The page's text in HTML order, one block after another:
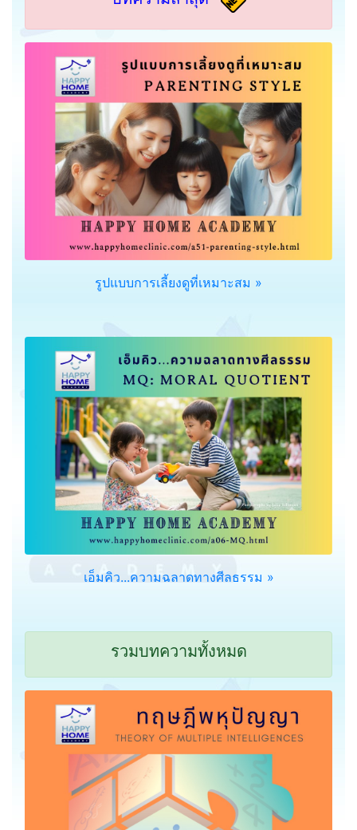
รูปแบบการเลี้ยงดูที่เหมาะสม »
เอ็มคิว...ความฉลาดทางศีลธรรม »
รวมบทความทั้งหมด